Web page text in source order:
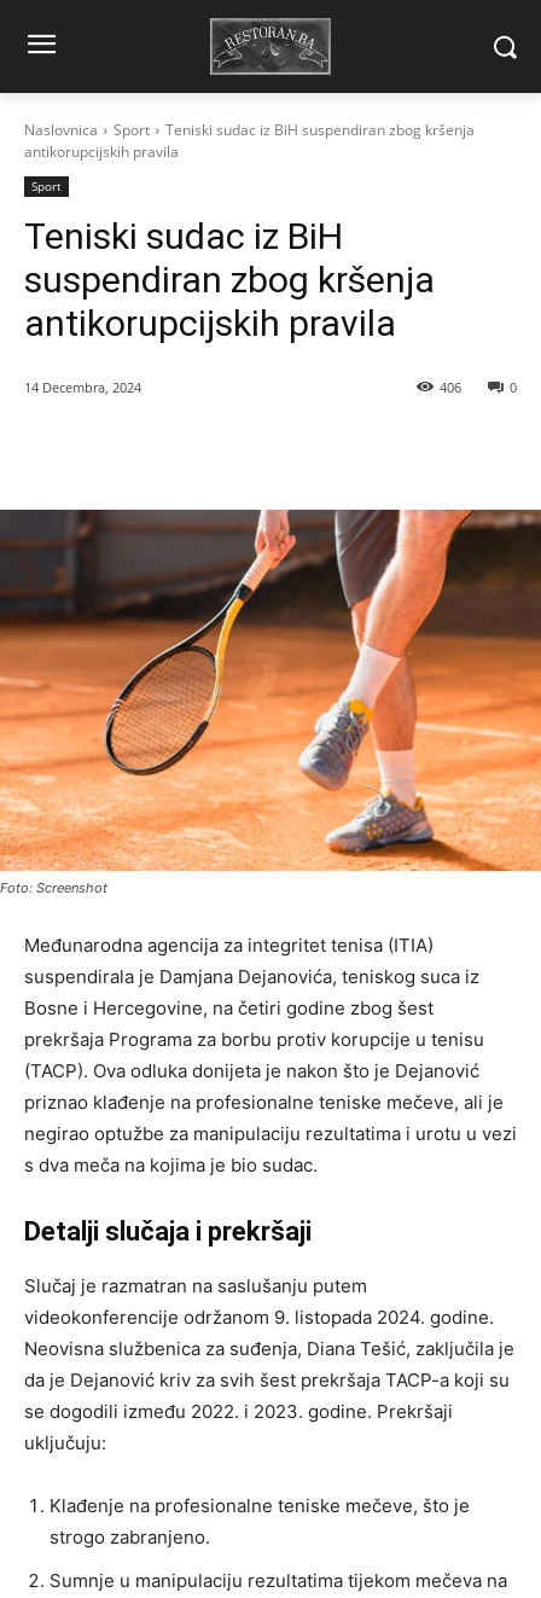
Naslovnica Sport
Teniski sudac iz BiH suspendiran zbog kršenja
antikorupcijskih pravila
Sport
Teniski sudac iz BiH
suspendiran zbog kršenja
antikorupcijskih pravila
14 Decembra, 2024 0
406
Foto: Screenshot
Međunarodna agencija za integritet tenisa (ITIA)
suspendirala je Damjana Dejanovića, teniskog suca iz
Bosne i Hercegovine, na četiri godine zbog šest
prekršaja Programa za borbu protiv korupcije u tenisu
(TACP). Ova odluka donijeta je nakon što je Dejanović
priznao klađenje na profesionalne teniske mečeve, ali je
negirao optužbe za manipulaciju rezultatima i urotu u vezi
s dva meča na kojima je bio sudac.
Detalji slučaja i prekršaji
Slučaj je razmatran na saslušanju putem
videokonferencije održanom 9. listopada 2024. godine.
Neovisna službenica za suđenja, Diana Tešić, zaključila je
da je Dejanović kriv za svih šest prekršaja TACP-a koji su
se dogodili između 2022. i 2023. godine. Prekršaji
uključuju:
Klađenje na profesionalne teniske mečeve, što je
strogo zabranjeno.
Sumnje u manipulaciju rezultatima tijekom mečeva na